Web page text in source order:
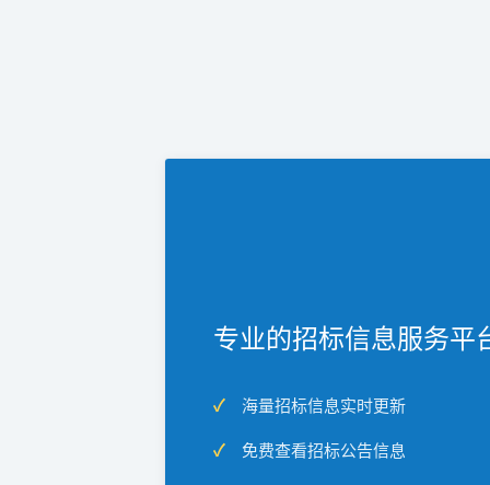
专业的招标信息服务平
海量招标信息实时更新
免费查看招标公告信息